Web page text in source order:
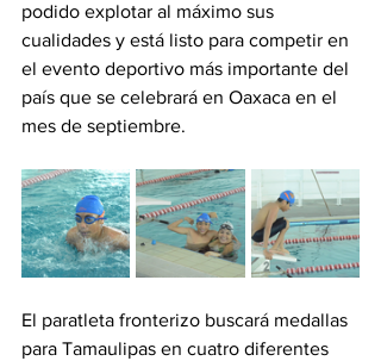
podido explotar al máximo sus
cualidades y está listo para competir en
el evento deportivo más importante del
país que se celebrará en Oaxaca en el
mes de septiembre.
El paratleta fronterizo buscará medallas
para Tamaulipas en cuatro diferentes